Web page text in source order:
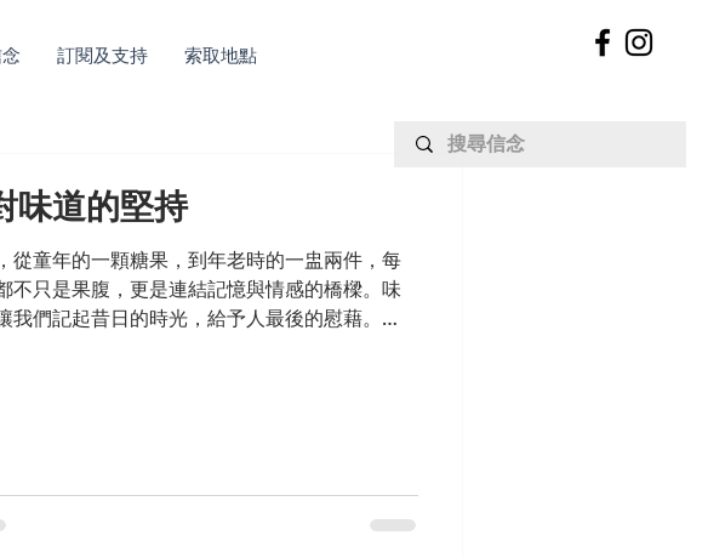
訂閱及支持 索取地點
味道的堅持
從童年的一顆糖果，到年老時的一盅兩件，每
不只是果腹，更是連結記憶與情感的橋樑。味
我們記起昔日的時光，給予人最後的慰藉。
長者，她始終堅信品嚐到好味道，不僅是健康
是人之為人的尊嚴。